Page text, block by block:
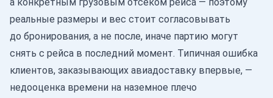
реальные размеры и вес стоит согласовывать
до бронирования, а не после, иначе партию могут
снять с рейса в последний момент. Типичная ошибка
клиентов, заказывающих авиадоставку впервые, —
недооценка времени на наземное плечо